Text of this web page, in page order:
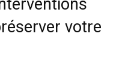
votre